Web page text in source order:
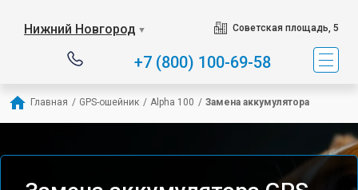
Нижний Новгород ▼ Советская площадь, 5
+7 (800) 100-69-58
Главная / GPS-ошейник / Alpha 100 / Замена аккумулятора